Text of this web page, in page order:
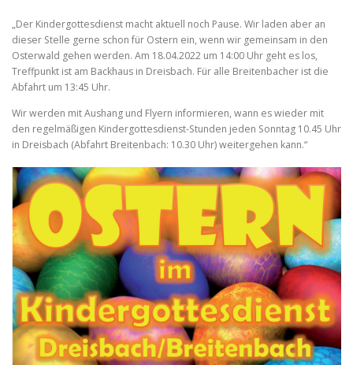
„Der Kindergottesdienst macht aktuell noch Pause. Wir laden aber an
dieser Stelle gerne schon für Ostern ein, wenn wir gemeinsam in den
Osterwald gehen werden. Am 18.04.2022 um 14:00 Uhr geht es los,
Treffpunkt ist am Backhaus in Dreisbach. Für alle Breitenbacher ist die
Abfahrt um 13:45 Uhr.
Wir werden mit Aushang und Flyern informieren, wann es wieder mit
den regelmäßigen Kindergottesdienst-Stunden jeden Sonntag 10.45 Uhr
in Dreisbach (Abfahrt Breitenbach: 10.30 Uhr) weitergehen kann.“